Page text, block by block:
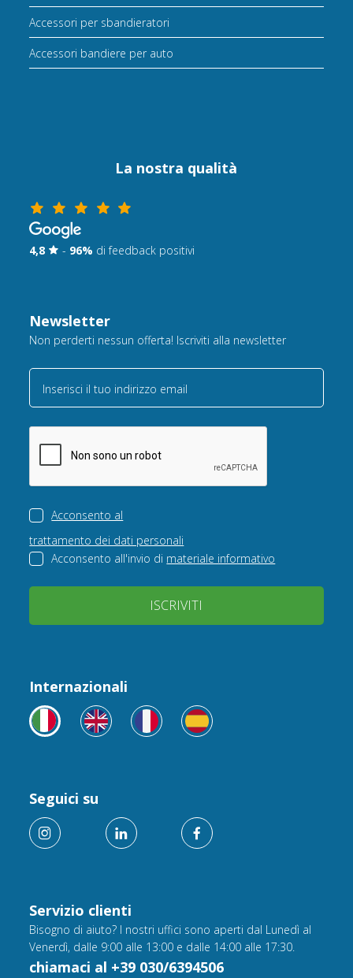
Accessori per sbandieratori
Accessori bandiere per auto
La nostra qualità
4,8 - 96% di feedback positivi
Newsletter
Non perderti nessun offerta! Iscriviti alla newsletter
Inserisci il tuo indirizzo email
Acconsento al
trattamento dei dati personali
Acconsento all'invio di materiale informativo
ISCRIVITI
Servizio clienti
Bisogno di aiuto? I nostri uffici sono aperti dal Lunedì al
Venerdì, dalle 9:00 alle 13:00 e dalle 14:00 alle 17:30.
chiamaci al +39 030/6394506
Internazionali
Seguici su